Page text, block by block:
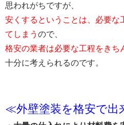
思われがちですが、
安くするということは、必要な
てしまう ので、
格安の業者は必要な工程をきち
十分に考えられるのです。
≪外壁塗装を格安で出